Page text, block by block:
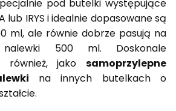
pod butelki występujące
lub IRYS i idealnie dopasowane są
ml, ale równie dobrze pasują na
500 ml. Doskonale
również, jako samoprzylepne
na innych butelkach o